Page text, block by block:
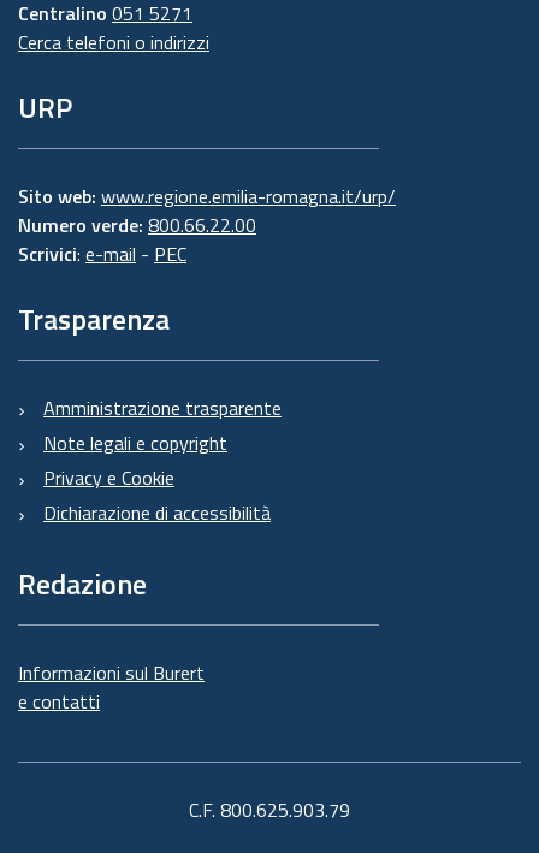
Centralino 051 5271
Cerca telefoni o indirizzi
URP
Sito web: www.regione.emilia-romagna.it/urp/
Numero verde: 800.66.22.00
Scrivici: e-mail - PEC
Trasparenza
Amministrazione trasparente
Note legali e copyright
Privacy e Cookie
Dichiarazione di accessibilità
Redazione
Informazioni sul Burert
e contatti
C.F. 800.625.903.79